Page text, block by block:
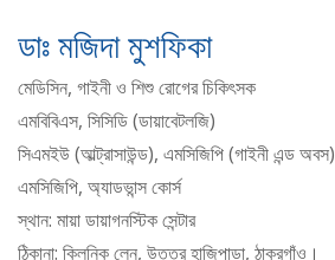
ডাঃ মজিদা মুশফিকা
মেডিসিন, গাইনী ও শিশু রোগের চিকিৎসক
এমবিবিএস, সিসিডি (ডায়াবেটলজি)
সিএমইউ (আল্ট্রাসাউন্ড), এমসিজিপি (গাইনী এন্ড অবস)
এমসিজিপি, অ্যাডভান্স কোর্স
স্থান: মায়া ডায়াগনস্টিক সেন্টার
ঠিকানা: ক্লিনিক লেন, উত্তর হাজিপাড়া, ঠাকুরগাঁও।